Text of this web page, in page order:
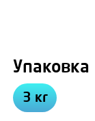
Упаковка
3 кг